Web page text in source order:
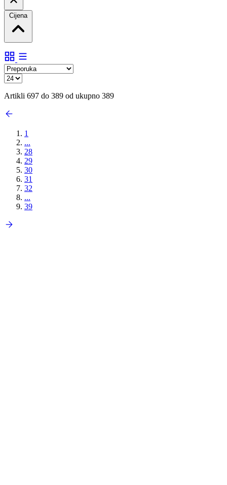
Cijena
Artikli 697 do 389 od ukupno 389
1
...
28
29
30
31
32
...
39